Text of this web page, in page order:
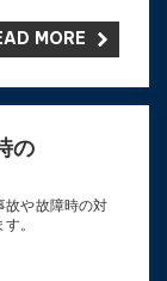
MORE
の
故や故障時の対
。